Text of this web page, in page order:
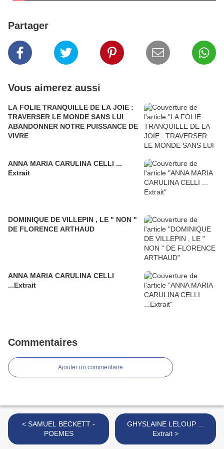
Partager
Vous aimerez aussi
LA FOLIE TRANQUILLE DE LA JOIE :
TRAVERSER LE MONDE SANS LUI
ABANDONNER NOTRE PUISSANCE DE
VIVRE
ANNA MARIA CARULINA CELLI ...
Extrait
DOMINIQUE DE VILLEPIN , LE " NON "
DE FLORENCE ARTHAUD
ANNA MARIA CARULINA CELLI
...Extrait
Commentaires
Ajouter un commentaire
< SAMUEL BECKETT -
POEMES
GHYSLAINE LELOUP ...
Extrait >